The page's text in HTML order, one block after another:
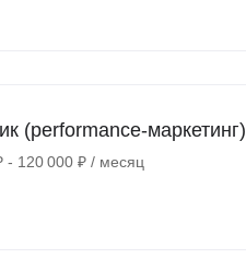
(performance-маркетинг)
- 120 000 ₽ / месяц